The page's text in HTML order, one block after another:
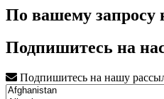
По вашему запросу
Подпишитесь на
Подпишитесь на нашу